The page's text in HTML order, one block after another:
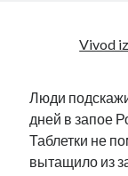
Vivod
Люди
дней в запое
Таблетки не
вытащило из